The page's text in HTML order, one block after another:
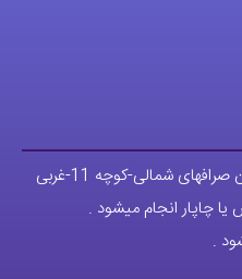
شمالی-کوچه 11-غربی
چاپار انجام میشود .
.